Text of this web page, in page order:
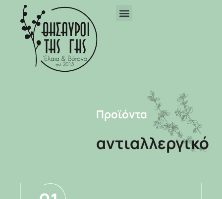
Προϊόντα
αντιαλλεργικό